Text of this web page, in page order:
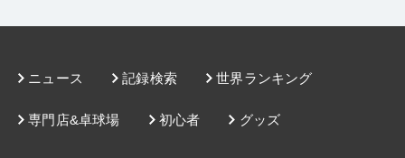
・中国女子の強さ、まざまざ。タイペイ寄せ付けず、無失点で決
・ 決戦の金曜日。日本男子はポルトガルとメダルを懸けて激突。
女子は準決勝でドイツと対戦
メダル以上が確定
・中国とドイツがあっという間に完勝。男子で8強出揃う
ニュース 記録検索 世界ランキング
グッズ
専門店&卓球場 初心者